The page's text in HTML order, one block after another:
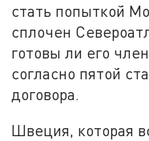
стать попыткой
сплочен
готовы ли его
согласно пятой
договора.
Швеция, которая